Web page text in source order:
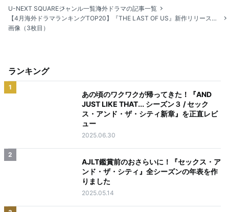
U-NEXT SQUAREジャンル一覧海外ドラマの記事一覧
【4月海外ドラマランキングTOP20】『THE LAST OF US』新作リリースに合わせてTOP2を独占
画像（3枚目）
ランキング
1
あの頃のワクワクが帰ってきた！『AND
JUST LIKE THAT... シーズン３ / セック
ス・アンド・ザ・シティ新章』を正直レビ
ュー
2025.06.30
2
AJLT鑑賞前のおさらいに！『セックス・ア
ンド・ザ・シティ』全シーズンの年表を作
りました
2025.05.14